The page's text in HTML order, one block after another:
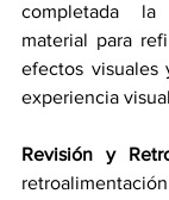
completada
material para
efectos visuales
experiencia
Revisión y